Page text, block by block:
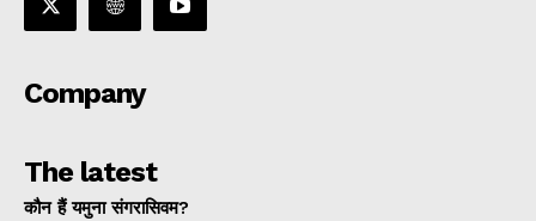
Company
The latest
कौन हैं यमुना संगरासिवम?